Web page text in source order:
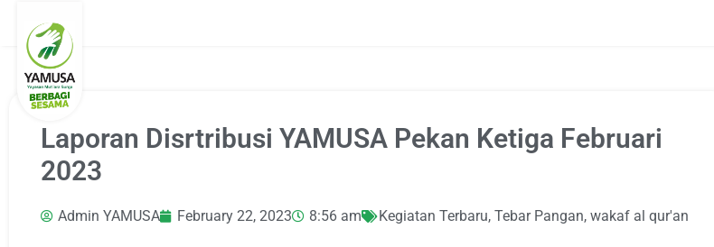
Laporan Disrtribusi YAMUSA Pekan Ketiga Februari
2023
Admin YAMUSA February 22, 2023 8:56 am Kegiatan Terbaru, Tebar Pangan, wakaf al qur'an